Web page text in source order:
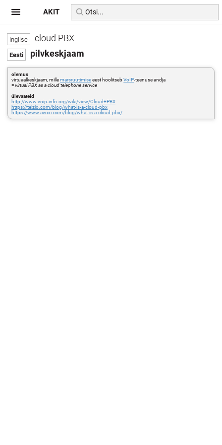
cloud PBX
pilvkeskjaam
olemus
virtuaalkeskjaam, millemarsruutimiseeest hoolitsebVoIP-teenuse andja
=virtual PBX as a cloud telephone service
ülevaateid
http://www.voip-info.org/wiki/view/Cloud+PBX
https://telzio.com/blog/what-is-a-cloud-pbx
https://www.avoxi.com/blog/what-is-a-cloud-pbx/
AKIT